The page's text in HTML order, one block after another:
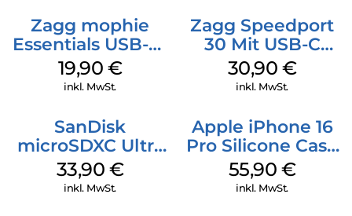
Zagg mophie
Essentials USB-C-
20W Charger PD
Weiß
19,90 €
inkl. MwSt.
Zagg Speedport
30 Mit USB-C
Kabel Weiß
30,90 €
inkl. MwSt.
SanDisk
microSDXC Ultra
128 GB + Adapter
Mobile
33,90 €
inkl. MwSt.
Apple iPhone 16
Pro Silicone Case
MagSafe Stone
Gray
55,90 €
inkl. MwSt.